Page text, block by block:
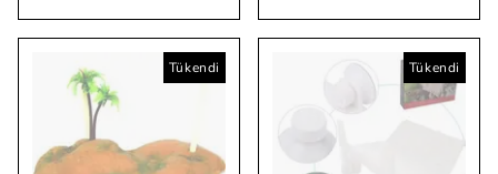
Tükendi Tükendi